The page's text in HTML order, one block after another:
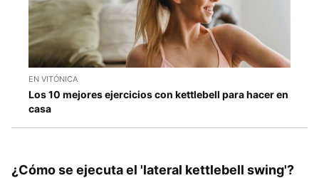
EN VITÓNICA
Los 10 mejores ejercicios con kettlebell para hacer en
casa
¿Cómo se ejecuta el 'lateral kettlebell swing'?